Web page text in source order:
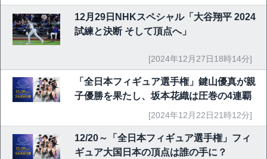
12月29日NHKスペシャル「大谷翔平 2024
試練と決断 そして頂点へ」
[2024年12月27日18時14分]
「全日本フィギュア選手権」鍵山優真が親
子優勝を果たし、坂本花織は圧巻の4連覇
[2024年12月22日21時12分]
12/20～「全日本フィギュア選手権」フィ
ギュア大国日本の頂点は誰の手に？